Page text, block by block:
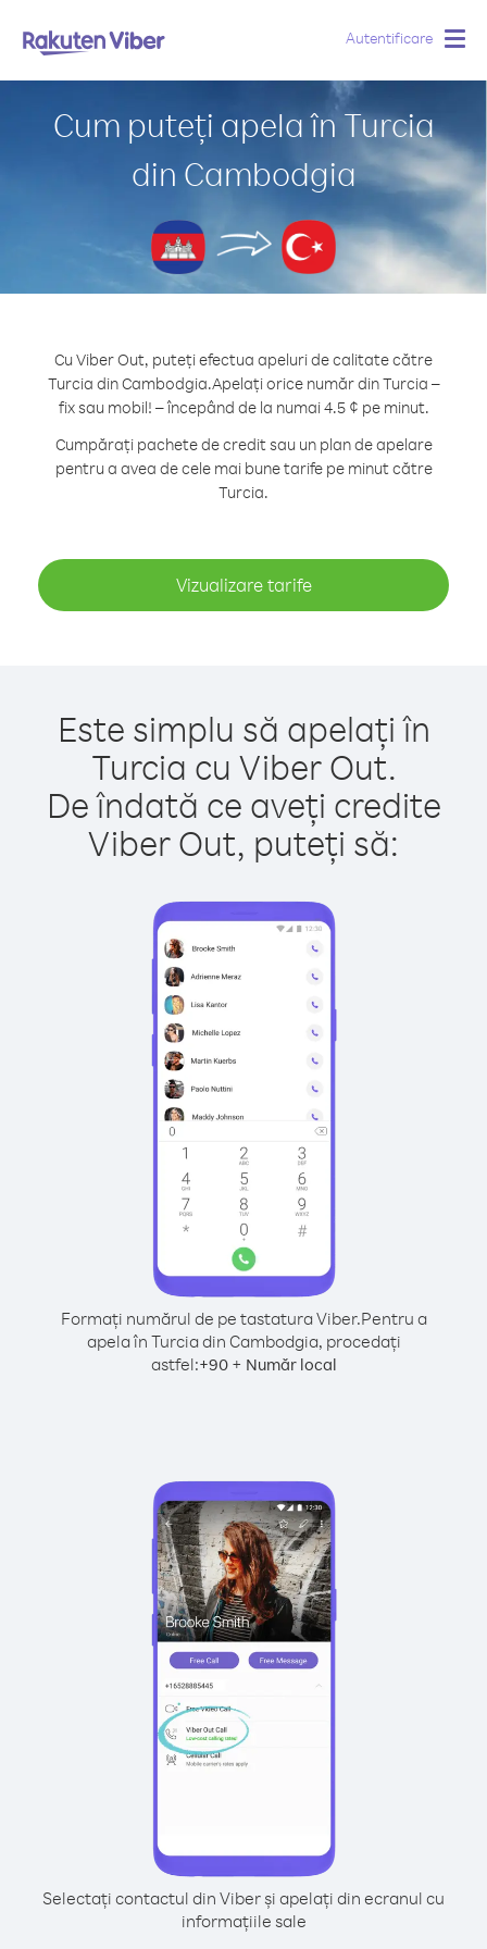
Autentificare
Cum puteți apela în Turcia
din Cambodgia
Cu Viber Out, puteți efectua apeluri de calitate către
Turcia din Cambodgia.Apelați orice număr din Turcia –
fix sau mobil! – începând de la numai 4.5 ¢ pe minut.
Cumpărați pachete de credit sau un plan de apelare
pentru a avea de cele mai bune tarife pe minut către
Turcia.
Vizualizare tarife
Este simplu să apelați în
Turcia cu Viber Out.
De îndată ce aveți credite
Viber Out, puteți să:
Formați numărul de pe tastatura Viber.Pentru a
apela în Turcia din Cambodgia, procedați
astfel:+90+ Număr local
Selectați contactul din Viber și apelați din ecranul cu
informațiile sale